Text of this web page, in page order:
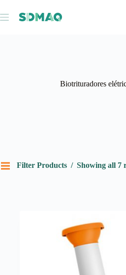
para
o
Biotrituradores
Filter Products Showing all 7